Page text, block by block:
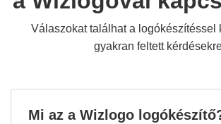
Válaszokat találhat a logókészítéssel
gyakran feltett
Mi az a Wizlogo